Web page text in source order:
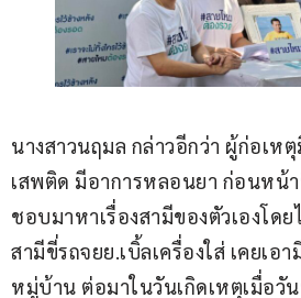
นางสาวนฤมล กล่าวอีกว่า ผู้ก่อเห
เสพติด มีอาการหลอนยา ก่อนหน้
ชอบมาหาเรื่องสามีของตัวเองโด
สามีขี่รถจยย.เบิ้ลเครื่องใส่ เคยเอ
หมู่บ้าน ต่อมาในวันเกิดเหตุเมื่อวั